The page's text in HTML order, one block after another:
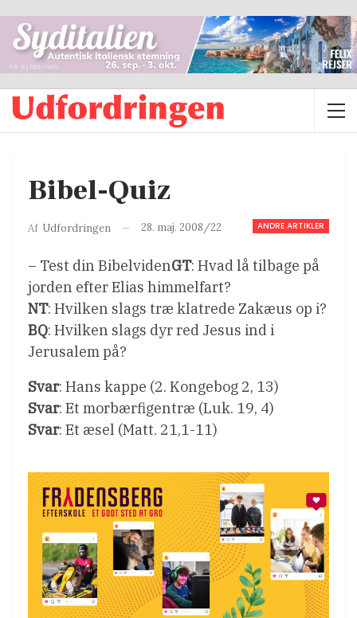
Bibel-Quiz
ANDRE ARTIKLER
Af Udfordringen 28. maj. 2008/22
– Test din BibelvidenGT: Hvad lå tilbage på
jorden efter Elias himmelfart?
NT: Hvilken slags træ klatrede Zakæus op i?
BQ: Hvilken slags dyr red Jesus ind i
Jerusalem på?
Svar: Hans kappe (2. Kongebog 2, 13)
Svar: Et morbærfigentræ (Luk. 19, 4)
Svar: Et æsel (Matt. 21,1-11)